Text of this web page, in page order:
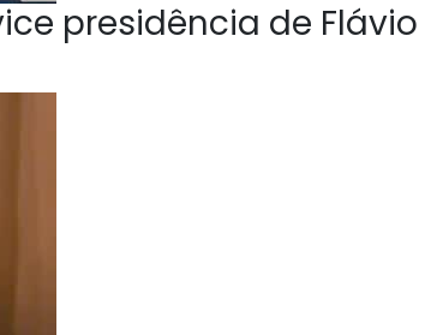
presidência de Flávio